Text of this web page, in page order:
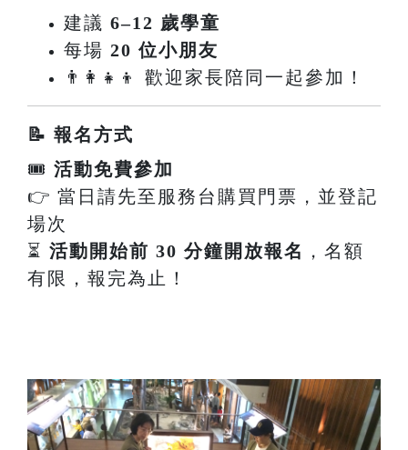
建議 6–12 歲學童
每場 20 位小朋友
👨‍👩‍👧‍👦 歡迎家長陪同一起參加！
📝 報名方式
🎟 活動免費參加
👉 當日請先至服務台購買門票，並登記
場次
⏳ 活動開始前 30 分鐘開放報名 ，名額
有限，報完為止！